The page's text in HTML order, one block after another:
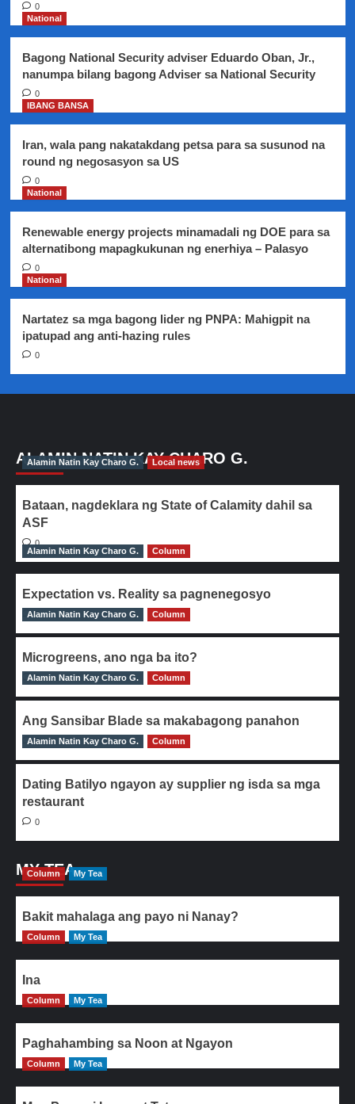
sa
mga
0
National
Bagong National Security adviser Eduardo Oban, Jr.,
nanumpa bilang bagong Adviser sa National Security
0
IBANG BANSA
Iran, wala pang nakatakdang petsa para sa susunod na
round ng negosasyon sa US
0
National
Renewable energy projects minamadali ng DOE para sa
alternatibong mapagkukunan ng enerhiya – Palasyo
0
National
Nartatez sa mga bagong lider ng PNPA: Mahigpit na
ipatupad ang anti-hazing rules
0
ALAMIN NATIN KAY CHARO G.
Alamin Natin Kay Charo G. Local news
Bataan, nagdeklara ng State of Calamity dahil sa
ASF
0
Alamin Natin Kay Charo G.
Column
Expectation vs. Reality sa pagnenegosyo
0
Alamin Natin Kay Charo G. Column
Microgreens, ano nga ba ito?
0
Alamin Natin Kay Charo G. Column
Ang Sansibar Blade sa makabagong panahon
0
Alamin Natin Kay Charo G. Column
Dating Batilyo ngayon ay supplier ng isda sa mga
restaurant
0
MY TEA
Column My Tea
Bakit mahalaga ang payo ni Nanay?
Column My Tea
Ina
Column My Tea
Paghahambing sa Noon at Ngayon
Column My Tea